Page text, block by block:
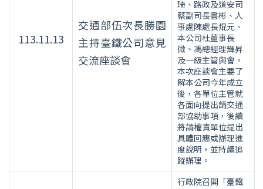
113.11.13
交通部伍次長勝園
主持臺鐵公司意見
交流座談會
琦、路政及道安司
蔡副司長書彬、人
事處陳處長焜元、
本公司杜董事長
微、馮總經理輝昇
及一級主管與會。
本次座談會主要了
解本公司今年成立
後，各單位主管就
各面向提出請交通
部協助事項，後續
將請權責單位提出
具體回應或辦理進
度說明，並持續追
蹤辦理。
行政院召開「臺鐵